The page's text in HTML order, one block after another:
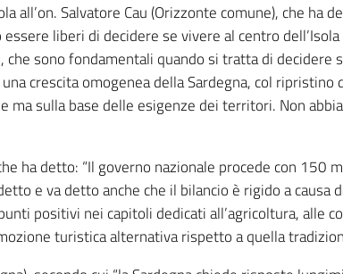
all’on. Salvatore Cau (Orizzonte comune), che ha
liberi di decidere se vivere al centro
sono fondamentali quando si tratta di decidere
crescita omogenea della Sardegna, col ripristino
ma sulla base delle esigenze dei territori. Non
ha detto: “Il governo nazionale procede con 150
e va detto anche che il bilancio è rigido a causa
positivi nei capitoli dedicati all’agricoltura, alle
turistica alternativa rispetto a quella